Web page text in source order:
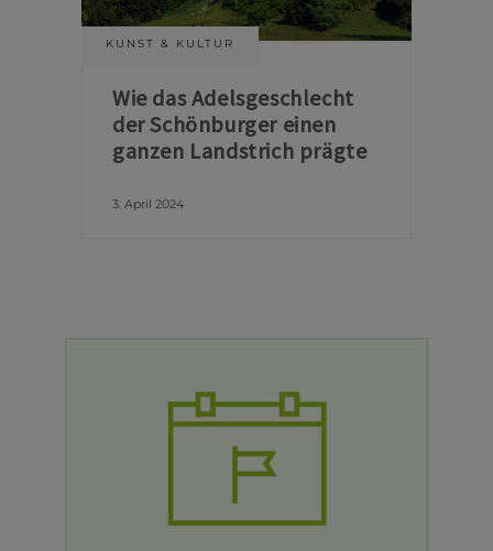
KUNST & KULTUR
Wie das Adelsgeschlecht
der Schönburger einen
ganzen Landstrich prägte
3. April 2024